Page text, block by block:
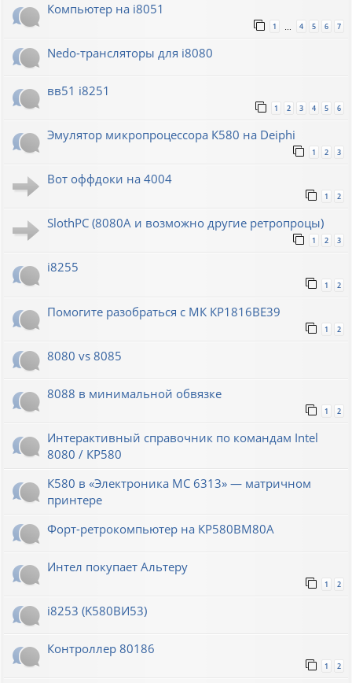
Компьютер на i8051
1 … 4 5 6 7
Nedo-трансляторы для i8080
вв51 i8251
1 2 3 4 5 6
Эмулятор микропроцессора К580 на Deiphi
1 2 3
Вот оффдоки на 4004
1 2
SlothPC (8080A и возможно другие ретропроцы)
1 2 3
i8255
1 2
Помогите разобраться с МК КР1816ВЕ39
1 2
8080 vs 8085
8088 в минимальной обвязке
1 2
Интерактивный справочник по командам Intel
8080 / КР580
К580 в «Электроника МС 6313» — матричном
принтере
Форт-ретрокомпьютер на КР580ВМ80А
Интел покупает Альтеру
1 2
i8253 (K580ВИ53)
Контроллер 80186
1 2